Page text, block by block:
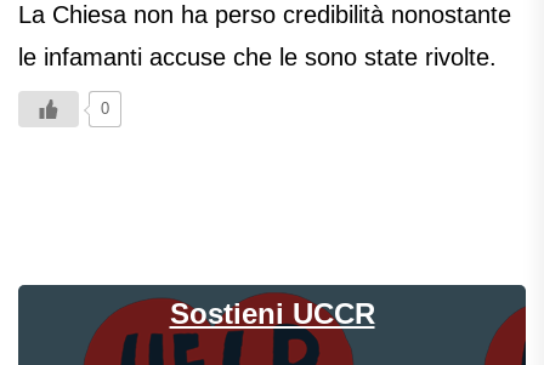
La Chiesa non ha perso credibilità nonostante
le infamanti accuse che le sono state rivolte.
0
Sostieni UCCR